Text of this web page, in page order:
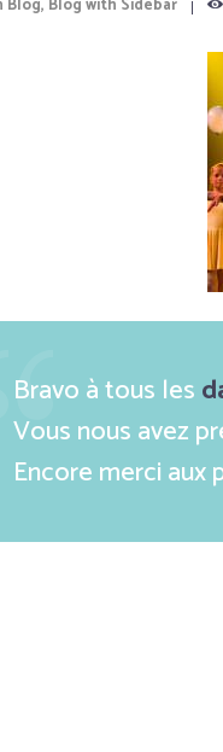
Blog, Blog with Sidebar
Bravo à tous les
Vous nous avez
Encore merci aux